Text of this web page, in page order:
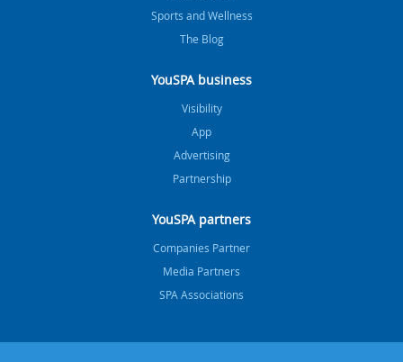
Sports and Wellness
The Blog
YouSPA business
Visibility
App
Advertising
Partnership
YouSPA partners
Companies Partner
Media Partners
SPA Associations